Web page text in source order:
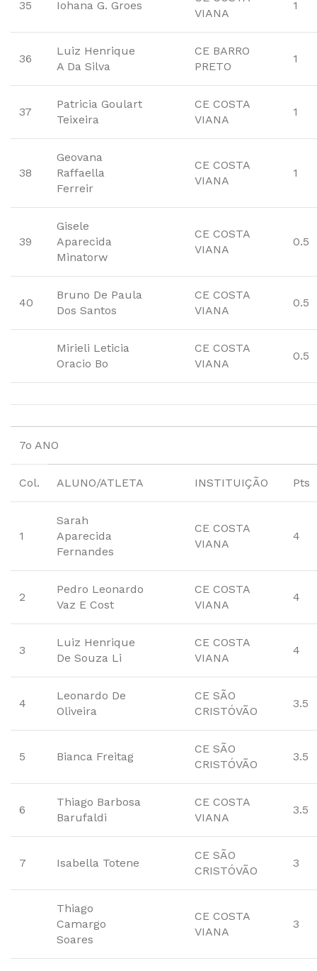
35 Iohana G. Groes
VIANA
1
36
Luiz Henrique
A Da Silva
CE BARRO
PRETO
1
37
Patricia Goulart
Teixeira
CE COSTA
VIANA
1
38
Geovana
Raffaella
Ferreir
CE COSTA
VIANA
1
39
Gisele
Aparecida
Minatorw
CE COSTA
VIANA
0.5
40
Bruno De Paula
Dos Santos
CE COSTA
VIANA
0.5
Mirieli Leticia
Oracio Bo
CE COSTA
VIANA
0.5
7o ANO
Col. ALUNO/ATLETA INSTITUIÇÃO Pts
1
Sarah
Aparecida
Fernandes
CE COSTA
VIANA
4
2
Pedro Leonardo
Vaz E Cost
CE COSTA
VIANA
4
3
Luiz Henrique
De Souza Li
CE COSTA
VIANA
4
4
Leonardo De
Oliveira
CE SÃO
CRISTÓVÃO
3.5
5 Bianca Freitag
CE SÃO
CRISTÓVÃO
3.5
6
Thiago Barbosa
Barufaldi
CE COSTA
VIANA
3.5
7 Isabella Totene
CE SÃO
CRISTÓVÃO
3
Thiago
Camargo
Soares
CE COSTA
VIANA
3